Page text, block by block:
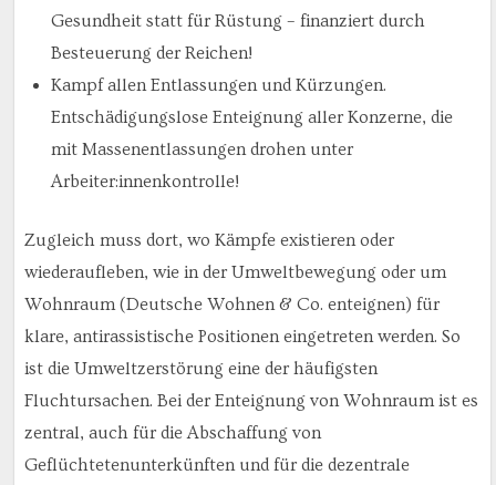
Gesundheit statt für Rüstung – finanziert durch
Besteuerung der Reichen!
Kampf allen Entlassungen und Kürzungen.
Entschädigungslose Enteignung aller Konzerne, die
mit Massenentlassungen drohen unter
Arbeiter:innenkontrolle!
Zugleich muss dort, wo Kämpfe existieren oder
wiederaufleben, wie in der Umweltbewegung oder um
Wohnraum (Deutsche Wohnen & Co. enteignen) für
klare, antirassistische Positionen eingetreten werden. So
ist die Umweltzerstörung eine der häufigsten
Fluchtursachen. Bei der Enteignung von Wohnraum ist es
zentral, auch für die Abschaffung von
Geflüchtetenunterkünften und für die dezentrale